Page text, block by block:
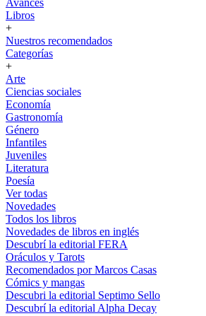
Avances
Libros
+
Nuestros recomendados
Categorías
+
Arte
Ciencias sociales
Economía
Gastronomía
Género
Infantiles
Juveniles
Literatura
Poesía
Ver todas
Novedades
Todos los libros
Novedades de libros en inglés
Descubrí la editorial FERA
Oráculos y Tarots
Recomendados por Marcos Casas
Cómics y mangas
Descubri la editorial Septimo Sello
Descubrí la editorial Alpha Decay